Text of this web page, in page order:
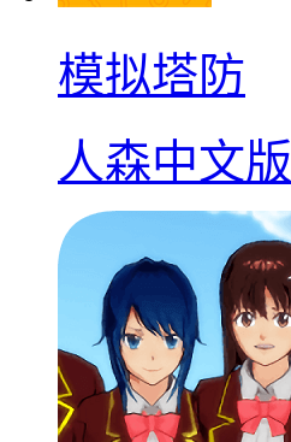
模拟塔防
人森中文版